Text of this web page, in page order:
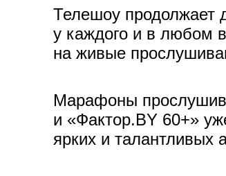
Телешоу продолжает
у каждого и в любом
на живые
Марафоны
и «Фактор.BY 60+»
ярких и талантливых